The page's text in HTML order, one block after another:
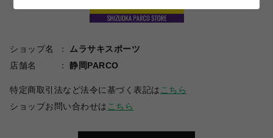
ショップ名
ムラサキスポーツ
店舗名
静岡PARCO
特定商取引法など法令に基づく表記は こちら
ショップお問い合わせは こちら